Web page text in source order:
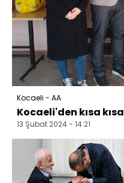
Kocaeli - AA
Kocaeli'den kısa kısa
13 Şubat 2024 - 14:21